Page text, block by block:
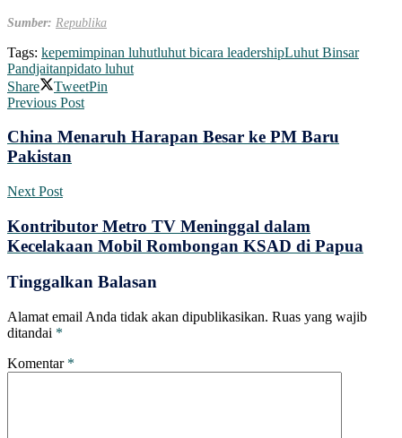
Sumber: Republika
Tags: kepemimpinan luhutluhut bicara leadershipLuhut Binsar
Pandjaitanpidato luhut
Share
TweetPin
Previous Post
China Menaruh Harapan Besar ke PM Baru
Pakistan
Next Post
Kontributor Metro TV Meninggal dalam
Kecelakaan Mobil Rombongan KSAD di Papua
Tinggalkan Balasan
Alamat email Anda tidak akan dipublikasikan. Ruas yang wajib
ditandai *
Komentar *